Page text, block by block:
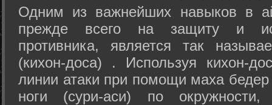
Одним из важнейших навыков в
прежде всего на защиту и
противника, является так
(кихон-доса) . Используя кихон-
линии атаки при помощи маха
ноги (сури-аси) по